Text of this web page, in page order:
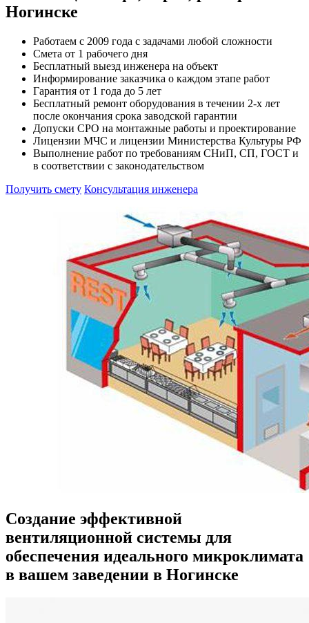
Ногинске
Работаем с 2009 года с задачами любой сложности
Смета от 1 рабочего дня
Бесплатный выезд инженера на объект
Информирование заказчика о каждом этапе работ
Гарантия от 1 года до 5 лет
Бесплатный ремонт оборудования в течении 2-х лет
после окончания срока заводской гарантии
Допуски СРО на монтажные работы и проектирование
Лицензии МЧС и лицензии Министерства Культуры РФ
Выполнение работ по требованиям СНиП, СП, ГОСТ и
в соответствии с законодательством
Получить смету Консультация инженера
Создание эффективной
вентиляционной системы для
обеспечения идеального микроклимата
в вашем заведении в Ногинске